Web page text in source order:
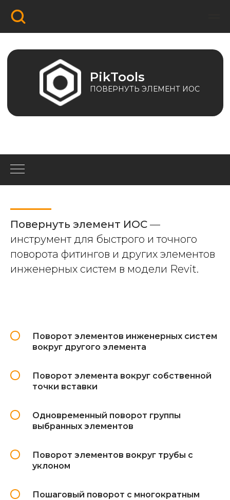
ПОВЕРНУТЬ ЭЛЕМЕНТ ИОС
Повернуть элемент ИОС —
инструмент для быстрого и точного
поворота фитингов и других элементов
инженерных систем в модели Revit.
Поворот элементов инженерных систем
вокруг другого элемента
Поворот элемента вокруг собственной
точки вставки
Одновременный поворот группы
выбранных элементов
Поворот элементов вокруг трубы с
уклоном
Пошаговый поворот с многократным